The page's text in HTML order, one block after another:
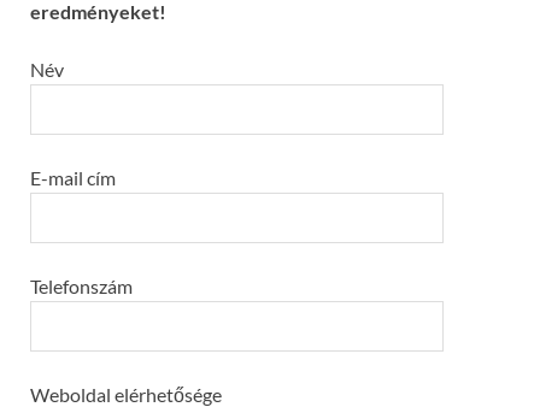
eredményeket!
Név
E-mail cím
Telefonszám
Weboldal elérhetősége